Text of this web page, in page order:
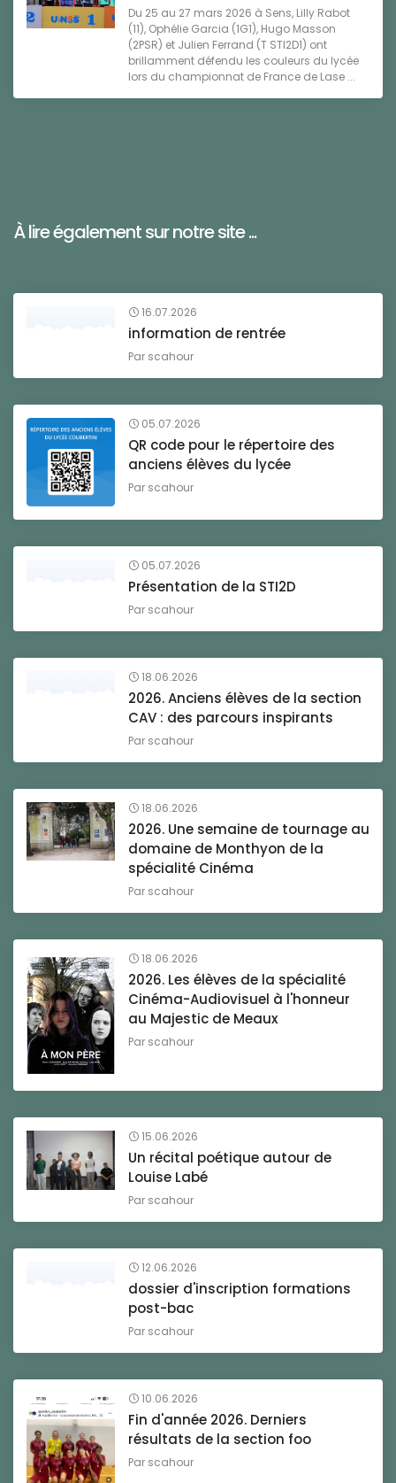
Du 25 au 27 mars 2026 à Sens, Lilly Rabot
(11), Ophélie Garcia (1G1), Hugo Masson
(2PSR) et Julien Ferrand (T STI2D1) ont
brillamment défendu les couleurs du lycée
lors du championnat de France de Lase ...
À lire également sur notre site ...
16.07.2026
information de rentrée
Par scahour
05.07.2026
QR code pour le répertoire des
anciens élèves du lycée
Par scahour
05.07.2026
Présentation de la STI2D
Par scahour
18.06.2026
2026. Anciens élèves de la section
CAV : des parcours inspirants
Par scahour
18.06.2026
2026. Une semaine de tournage au
domaine de Monthyon de la
spécialité Cinéma
Par scahour
18.06.2026
2026. Les élèves de la spécialité
Cinéma-Audiovisuel à l'honneur
au Majestic de Meaux
Par scahour
15.06.2026
Un récital poétique autour de
Louise Labé
Par scahour
12.06.2026
dossier d'inscription formations
post-bac
Par scahour
10.06.2026
Fin d'année 2026. Derniers
résultats de la section foo
Par scahour